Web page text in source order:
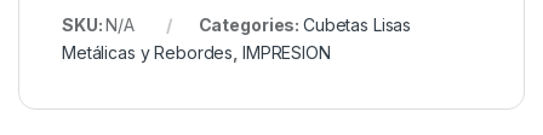
SKU:N/A Categories: Cubetas Lisas
Metálicas y Rebordes IMPRESION